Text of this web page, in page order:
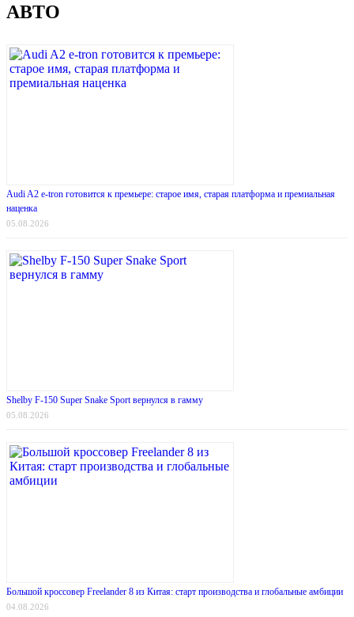
АВТО
Audi A2 e-tron готовится к премьере: старое имя, старая платформа и премиальная
наценка
05.08.2026
Shelby F-150 Super Snake Sport вернулся в гамму
05.08.2026
Большой кроссовер Freelander 8 из Китая: старт производства и глобальные амбиции
04.08.2026